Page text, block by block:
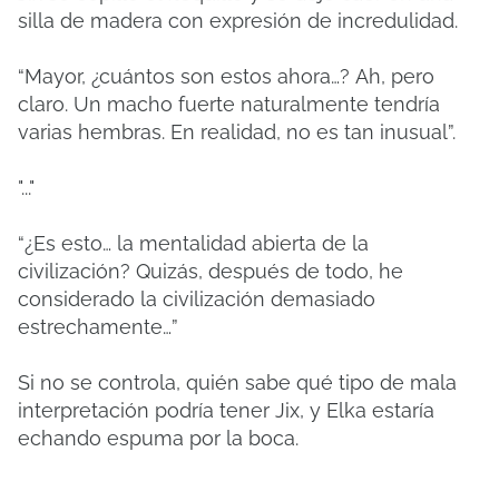
silla de madera con expresión de incredulidad.
“Mayor, ¿cuántos son estos ahora…? Ah, pero
claro. Un macho fuerte naturalmente tendría
varias hembras. En realidad, no es tan inusual”.
"..."
“¿Es esto… la mentalidad abierta de la
civilización? Quizás, después de todo, he
considerado la civilización demasiado
estrechamente…”
Si no se controla, quién sabe qué tipo de mala
interpretación podría tener Jix, y Elka estaría
echando espuma por la boca.